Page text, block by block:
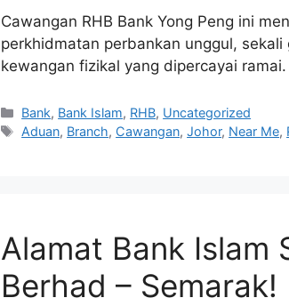
Cawangan RHB Bank Yong Peng ini
perkhidmatan perbankan unggul,
kewangan fizikal yang dipercayai ramai.
Categories
Bank, Bank Islam, RHB, Uncategorized
Tags
Aduan, Branch, Cawangan,Johor, Near Me,
Alamat Bank Islam
Berhad – Semarak!